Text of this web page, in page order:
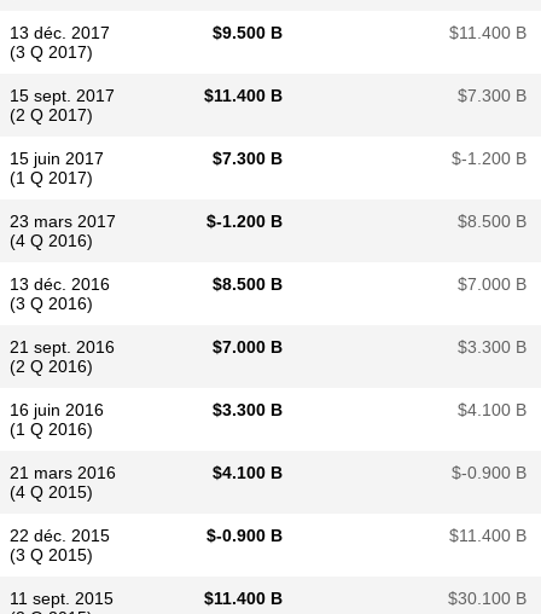
13 déc. 2017
(3 Q 2017)
$​9.500 B $​11.400 B
15 sept. 2017
(2 Q 2017)
$​11.400 B $​7.300 B
15 juin 2017
(1 Q 2017)
$​7.300 B $​-1.200 B
23 mars 2017
(4 Q 2016)
$​-1.200 B $​8.500 B
13 déc. 2016
(3 Q 2016)
$​8.500 B $​7.000 B
21 sept. 2016
(2 Q 2016)
$​7.000 B $​3.300 B
16 juin 2016
(1 Q 2016)
$​3.300 B $​4.100 B
21 mars 2016
(4 Q 2015)
$​4.100 B $​-0.900 B
22 déc. 2015
(3 Q 2015)
$​-0.900 B $​11.400 B
11 sept. 2015
$​11.400 B $​30.100 B